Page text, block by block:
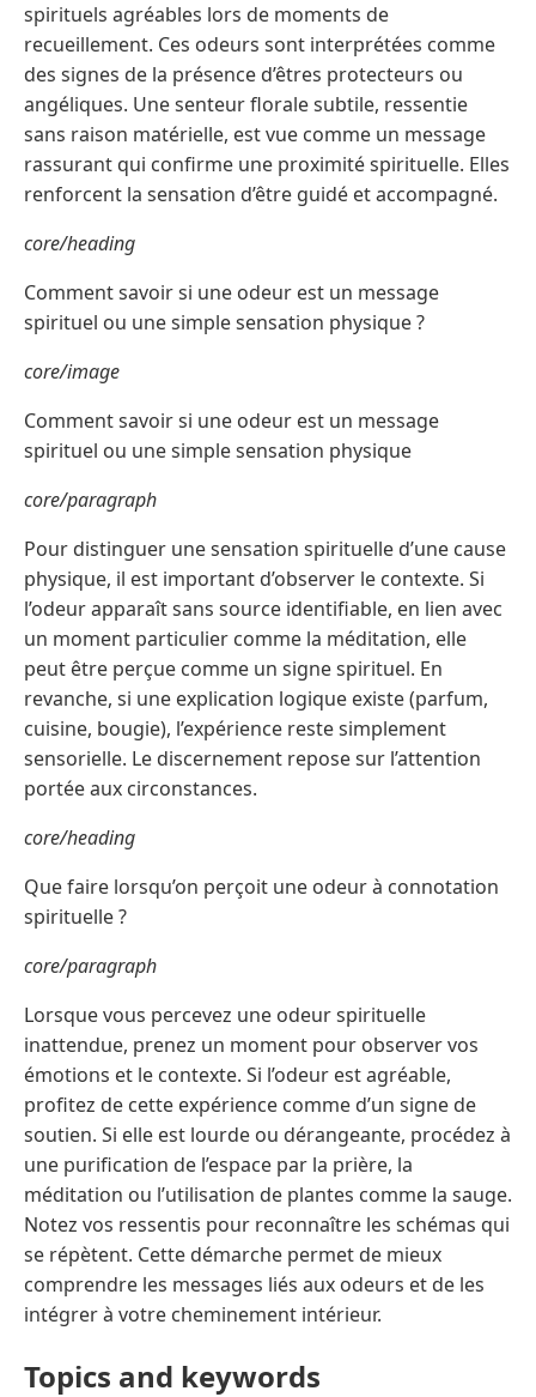
spirituels agréables lors de moments de
recueillement. Ces odeurs sont interprétées comme
des signes de la présence d’êtres protecteurs ou
angéliques. Une senteur florale subtile, ressentie
sans raison matérielle, est vue comme un message
rassurant qui confirme une proximité spirituelle. Elles
renforcent la sensation d’être guidé et accompagné.
core/heading
Comment savoir si une odeur est un message
spirituel ou une simple sensation physique ?
core/image
Comment savoir si une odeur est un message
spirituel ou une simple sensation physique
core/paragraph
Pour distinguer une sensation spirituelle d’une cause
physique, il est important d’observer le contexte. Si
l’odeur apparaît sans source identifiable, en lien avec
un moment particulier comme la méditation, elle
peut être perçue comme un signe spirituel. En
revanche, si une explication logique existe (parfum,
cuisine, bougie), l’expérience reste simplement
sensorielle. Le discernement repose sur l’attention
portée aux circonstances.
core/heading
Que faire lorsqu’on perçoit une odeur à connotation
spirituelle ?
core/paragraph
Lorsque vous percevez une odeur spirituelle
inattendue, prenez un moment pour observer vos
émotions et le contexte. Si l’odeur est agréable,
profitez de cette expérience comme d’un signe de
soutien. Si elle est lourde ou dérangeante, procédez à
une purification de l’espace par la prière, la
méditation ou l’utilisation de plantes comme la sauge.
Notez vos ressentis pour reconnaître les schémas qui
se répètent. Cette démarche permet de mieux
comprendre les messages liés aux odeurs et de les
intégrer à votre cheminement intérieur.
Topics and keywords